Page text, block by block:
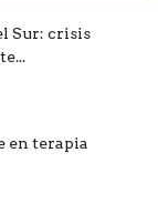
Sur: crisis
en terapia